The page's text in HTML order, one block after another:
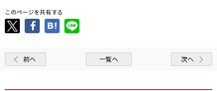
このページを共有する
前へ 一覧へ 次へ